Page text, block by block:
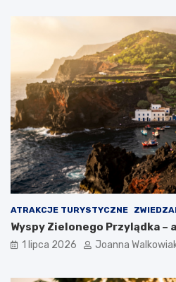
ATRAKCJE TURYSTYCZNE
Wyspy Zielonego Przylądka –
1 lipca 2026 Joanna